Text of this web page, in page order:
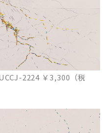
2224 ￥3,300（税